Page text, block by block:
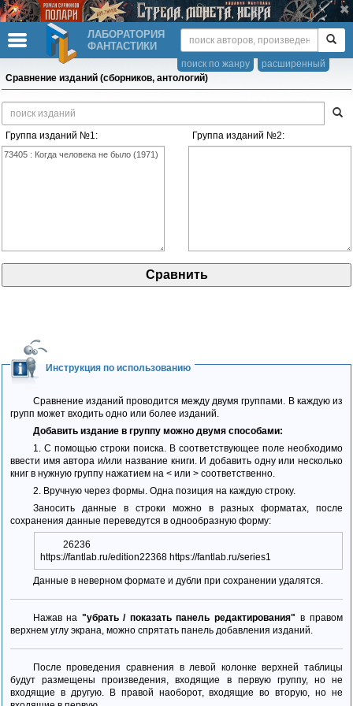
ЛАБОРАТОРИЯ
ФАНТАСТИКИ
расширенный
поиск по жанру
Сравнение изданий (сборников, антологий)
Группа изданий №1: Группа изданий №2:
Инструкция по использованию
Сравнение изданий проводится между двумя группами. В каждую из
групп может входить одно или более изданий.
Добавить издание в группу можно двумя способами:
1. С помощью строки поиска. В соответствующее поле необходимо
ввести имя автора и/или название книги. И добавить одну или несколько
книг в нужную группу нажатием на < или > соответственно.
2. Вручную через формы. Одна позиция на каждую строку.
Заносить данные в строки можно в разных форматах, после
сохранения данные переведутся в однообразную форму:
26236
https://fantlab.ru/edition22368 https://fantlab.ru/series1
Данные в неверном формате и дубли при сохранении удалятся.
Нажав на "убрать / показать панель редактирования" в правом
верхнем углу экрана, можно спрятать панель добавления изданий.
После проведения сравнения в левой колонке верхней таблицы
будут размещены произведения, входящие в первую группу, но не
входящие в другую. В правой наоборот, входящие во вторую, но не